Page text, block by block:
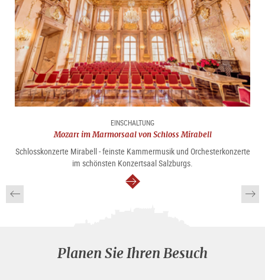
EINSCHALTUNG
Mozart im Marmorsaal von Schloss Mirabell
Schlosskonzerte Mirabell - feinste Kammermusik und Orchesterkonzerte
im schönsten Konzertsaal Salzburgs.
weiter
Planen Sie Ihren Besuch